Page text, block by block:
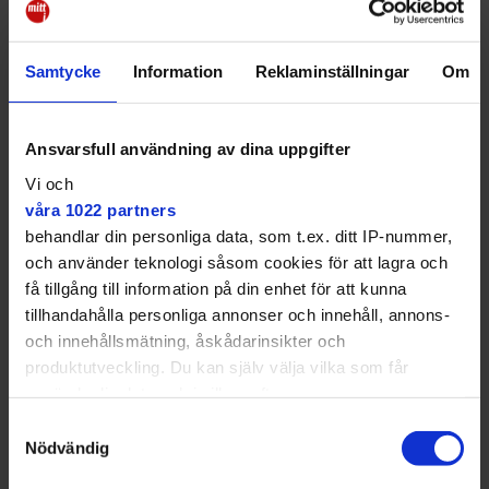
Samtycke Information Reklaminställningar Om
Ansvarsfull användning av dina uppgifter
Vi och
våra 1022 partners
behandlar din personliga data, som t.ex. ditt IP-nummer,
och använder teknologi såsom cookies för att lagra och
få tillgång till information på din enhet för att kunna
tillhandahålla personliga annonser och innehåll, annons-
och innehållsmätning, åskådarinsikter och
produktutveckling. Du kan själv välja vilka som får
Med din tillåtelse skulle vi även vilja:
Nödvändig
Det är flera troligtvis anlagda
bränder inom samma område.
Något svar kom aldrig på vem/vilka som låg bakom –
och nu har det alltså brunnit igen.
– Vi ser över om det kan finnas ett samband mellan
året och förra årets bränder men det är inget som
tyder på det i nuläget, säger Luis Araya.